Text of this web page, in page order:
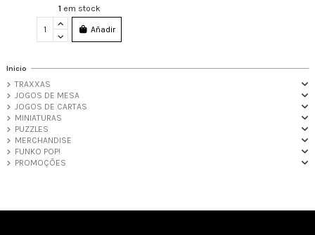
1 em stock
Añadir
Inicio
TRAXXAS
JOGOS DE MESA
JOGOS DE CARTAS
MINIATURAS
PUZZLES
MERCHANDISE
FUNKO POP!
PROMOÇÕES